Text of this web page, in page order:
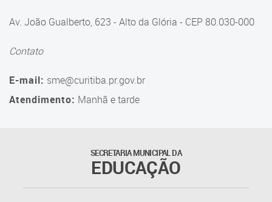
Escolar e Frota SME
Gerência de Transporte para
Gerência de Informação e
Alimentação Escolar
Av. João Gualberto, 623 - Alto da Glória - CEP 80.030-000
Contato
E-mail: sme@curitiba.pr.gov.br
Atendimento: Manhã e tarde
SECRETARIA MUNICIPAL DA
EDUCAÇÃO